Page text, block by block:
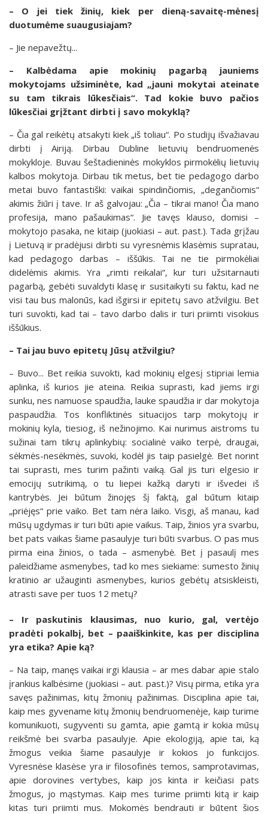
– O jei tiek žinių, kiek per dieną-savaitę-mėnesį
duotumėme suaugusiajam?
– Jie nepavežtų...
– Kalbėdama apie mokinių pagarbą jauniems
mokytojams užsiminėte, kad „jauni mokytai ateinate
su tam tikrais lūkesčiais“. Tad kokie buvo pačios
lūkesčiai grįžtant dirbti į savo mokyklą?
– Čia gal reikėtų atsakyti kiek „iš toliau“. Po studijų išvažiavau
dirbti į Airiją. Dirbau Dubline lietuvių bendruomenės
mokykloje. Buvau šeštadieninės mokyklos pirmokėlių lietuvių
kalbos mokytoja. Dirbau tik metus, bet tie pedagogo darbo
metai buvo fantastiški: vaikai spindinčiomis, „degančiomis“
akimis žiūri į tave. Ir aš galvojau: „Čia – tikrai mano! Čia mano
profesija, mano pašaukimas“. Jie tavęs klauso, domisi –
mokytojo pasaka, ne kitaip (juokiasi – aut. past.). Tada grįžau
į Lietuvą ir pradėjusi dirbti su vyresnėmis klasėmis supratau,
kad pedagogo darbas – iššūkis. Tai ne tie pirmokėliai
didelėmis akimis. Yra „rimti reikalai“, kur turi užsitarnauti
pagarbą, gebėti suvaldyti klasę ir susitaikyti su faktu, kad ne
visi tau bus malonūs, kad išgirsi ir epitetų savo atžvilgiu. Bet
turi suvokti, kad tai – tavo darbo dalis ir turi priimti visokius
iššūkius.
– Tai jau buvo epitetų Jūsų atžvilgiu?
– Buvo... Bet reikia suvokti, kad mokinių elgesį stipriai lemia
aplinka, iš kurios jie ateina. Reikia suprasti, kad jiems irgi
sunku, nes namuose spaudžia, lauke spaudžia ir dar mokytoja
paspaudžia. Tos konfliktinės situacijos tarp mokytojų ir
mokinių kyla, tiesiog, iš nežinojimo. Kai nurimus aistroms tu
sužinai tam tikrų aplinkybių: socialinė vaiko terpė, draugai,
sėkmės-nesėkmės, suvoki, kodėl jis taip pasielgė. Bet norint
tai suprasti, mes turim pažinti vaiką. Gal jis turi elgesio ir
emocijų sutrikimą, o tu liepei kažką daryti ir išvedei iš
kantrybės. Jei būtum žinojęs šį faktą, gal būtum kitaip
„priėjęs“ prie vaiko. Bet tam nėra laiko. Visgi, aš manau, kad
mūsų ugdymas ir turi būti apie vaikus. Taip, žinios yra svarbu,
bet pats vaikas šiame pasaulyje turi būti svarbus. O pas mus
pirma eina žinios, o tada – asmenybė. Bet į pasaulį mes
paleidžiame asmenybes, tad ko mes siekiame: sumesto žinių
kratinio ar užauginti asmenybes, kurios gebėtų atsiskleisti,
atrasti save per tuos 12 metų?
– Ir paskutinis klausimas, nuo kurio, gal, vertėjo
pradėti pokalbį, bet – paaiškinkite, kas per disciplina
yra etika? Apie ką?
– Na taip, manęs vaikai irgi klausia – ar mes dabar apie stalo
įrankius kalbėsime (juokiasi – aut. past.)? Visų pirma, etika yra
savęs pažinimas, kitų žmonių pažinimas. Disciplina apie tai,
kaip mes gyvename kitų žmonių bendruomenėje, kaip turime
komunikuoti, sugyventi su gamta, apie gamtą ir kokia mūsų
reikšmė bei svarba pasaulyje. Apie ekologiją, apie tai, ką
žmogus veikia šiame pasaulyje ir kokios jo funkcijos.
Vyresnėse klasėse yra ir filosofinės temos, samprotavimas,
apie dorovines vertybes, kaip jos kinta ir keičiasi pats
žmogus, jo mąstymas. Kaip mes turime priimti kitą ir kaip
kitas turi priimti mus. Mokomės bendrauti ir būtent šios